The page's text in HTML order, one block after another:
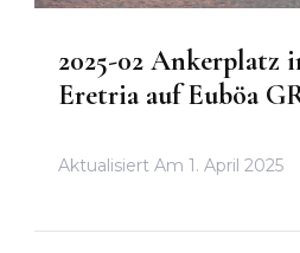
2025-02 Ankerplatz
Eretria auf Euböa
Aktualisiert Am 1. April 2025